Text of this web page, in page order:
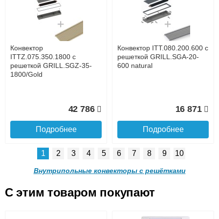
до подъезда
услуга платная
с решеткой GRILL.SGA-20-
1300 brown
30 665
Подробнее
с решеткой GRILL.SGA-20-
1000 brown
24 638
Конвектор ITT.080.200.900 с
решеткой GRILL.SGA-20-
900 brown
Конвектор ITT.080.200.800 с
решеткой GRILL.SGA-20-
800 brown
Конвектор
ITTZ.075.350.1800 с
решеткой GRILL.SGZ-35-
1800/Gold
42 786
Подробнее
Конвектор ITT.080.200.600 с
решеткой GRILL.SGA-20-
600 natural
16 871
Подробнее
1 2 3 4 5 6 7 8 9 10
Внутрипольные конвекторы с решётками
C этим товаром покупают